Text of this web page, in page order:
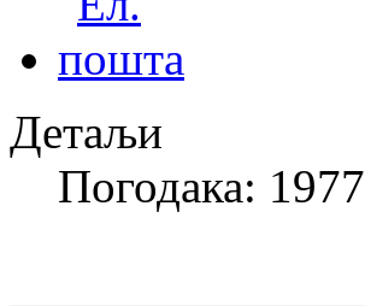
Детаљи
Погодака: 1977